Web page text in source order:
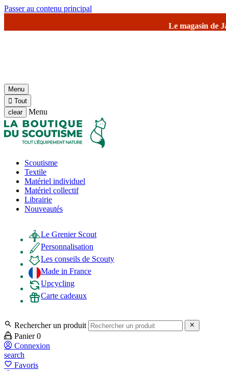
Passer au contenu principal
de Jambville et l'entrepôt seront fermés à partir du
Menu
 Tout
clear
Menu
Scoutisme
Textile
Matériel individuel
Matériel collectif
Librairie
Nouveautés
Le Grenier Scout
Personnalisation
Les conseils de Scouty
Made in France
Upcycling
Carte cadeaux
 Rechercher un produit 
Panier 0
Connexion
search
favorite_border Favoris